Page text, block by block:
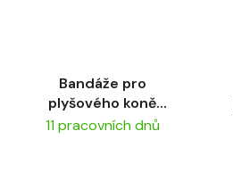
Bandáže pro
plyšového koně
LeMieux Macaron
11 pracovních dnů